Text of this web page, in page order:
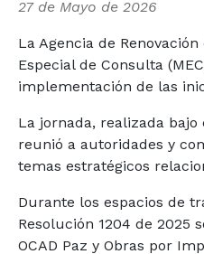
27 de Mayo de 2026
La Agencia de
Especial de Consulta
implementación de las
La jornada, realizada
reunió a autoridades y
temas estratégicos
Durante los espacios de
Resolución 1204 de
OCAD Paz y Obras por